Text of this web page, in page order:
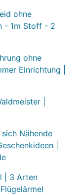
ohne
- 1m Stoff - 2
ohne
Einrichtung |
|
Nähende
|
| 3 Arten